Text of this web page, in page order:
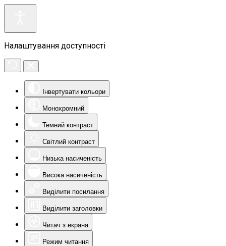
Налаштування доступності
Інвертувати кольори
Монохромний
Темний контраст
Світлий контраст
Низька насиченість
Висока насиченість
Виділити посилання
Виділити заголовки
Читач з екрана
Режим читання